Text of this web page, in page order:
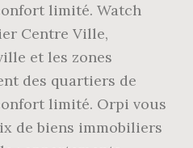
limité. Watch
Centre Ville,
et les zones
des quartiers de
limité. Orpi vous
de biens immobiliers